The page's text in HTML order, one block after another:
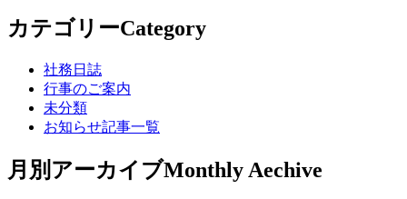
カテゴリーCategory
社務日誌
行事のご案内
未分類
お知らせ記事一覧
月別アーカイブMonthly Aechive